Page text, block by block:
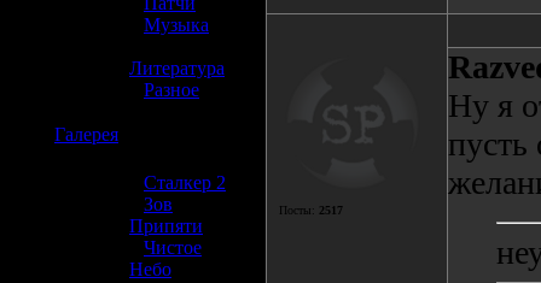
Музыка
Литература
Разное
Галерея
Сталкер 2
Зов
Припяти
Чистое
Небо
Посты: 2517
Ну я
пусть